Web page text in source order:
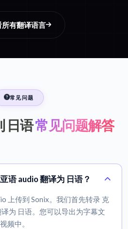
所有翻译语言
常见问题
日语常见问题解答
语 audio 翻译为 日语？
上传到 Sonix。我们首先转录 克
为 日语。您可以导出为字幕文
频中。